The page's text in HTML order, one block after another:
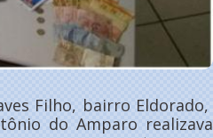
Filho, bairro Eldorado,
do Amparo realizava